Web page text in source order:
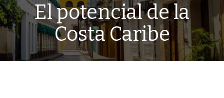
El potencial de la
Costa Caribe